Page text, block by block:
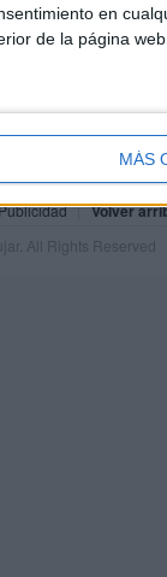
en
de la página web.
MÁS
Volver
All Rights Reserved